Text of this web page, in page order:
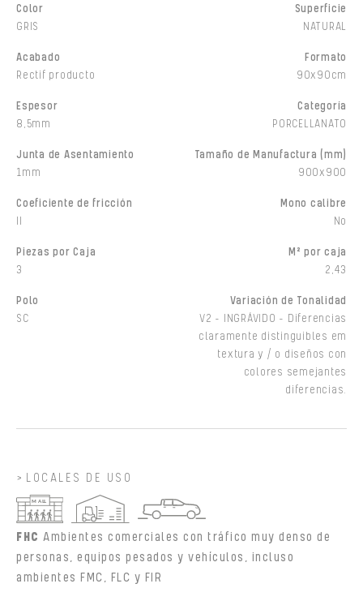
Color
GRIS
Superficie
NATURAL
Acabado
Rectif producto
Formato
90x90cm
Espesor
8,5mm
Categoría
PORCELLANATO
Junta de Asentamiento
1mm
Tamaño de Manufactura (mm)
900x900
Coeficiente de fricción
Mono calibre
No
Piezas por Caja
3
M² por caja
2,43
Polo
SC
Variación de Tonalidad
V2 - INGRÁVIDO - Diferencias
claramente distinguibles em
textura y / o diseños con
colores semejantes
diferencias.
LOCALES DE USO
FHC Ambientes comerciales con tráfico muy denso de
personas, equipos pesados y vehículos, incluso
ambientes FMC, FLC y FIR